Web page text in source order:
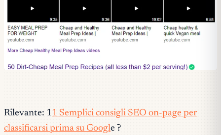
Rilevante: 11 Semplici consigli SEO on-page per
classificarsi prima su Google ?